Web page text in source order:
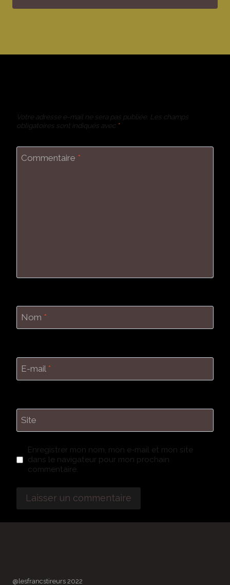
Votre adresse e-mail ne sera pas publiée. Les champs
obligatoires sont indiqués avec *
Commentaire *
Nom *
E-mail *
Site
Enregistrer mon nom, mon e-mail et mon site
dans le navigateur pour mon prochain
commentaire.
@lesfrancstireurs 2022